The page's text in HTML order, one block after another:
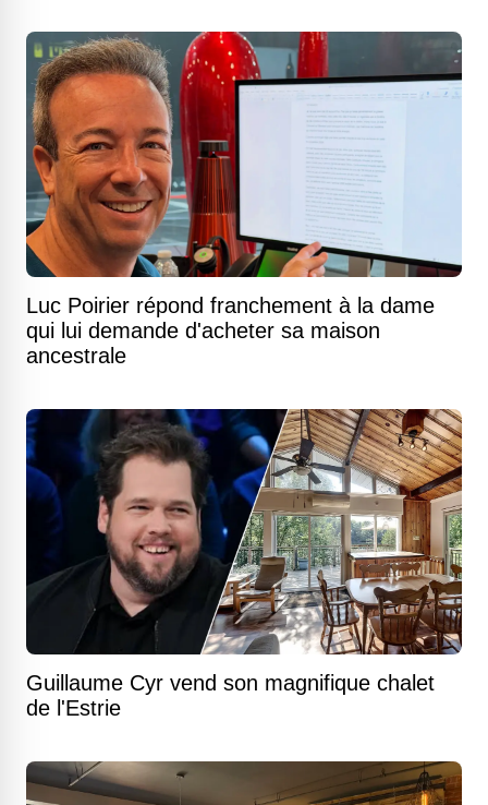
Luc Poirier répond franchement à la dame
qui lui demande d'acheter sa maison
ancestrale
Guillaume Cyr vend son magnifique chalet
de l'Estrie